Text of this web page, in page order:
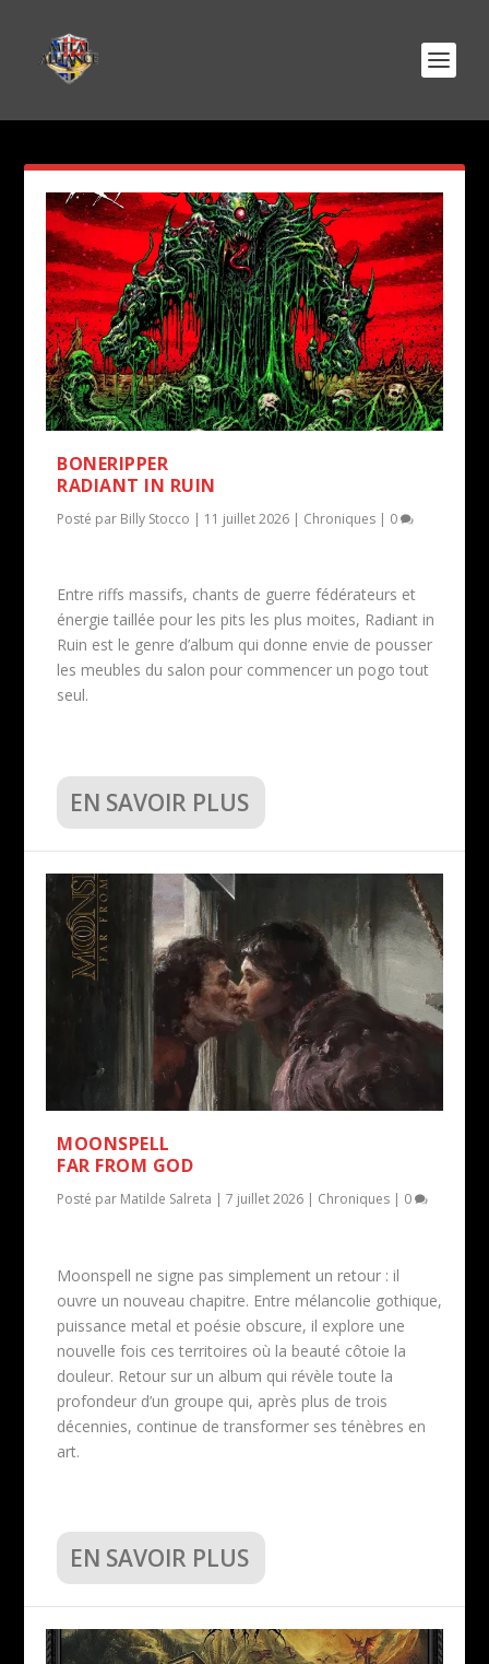
BONERIPPER
RADIANT IN RUIN
Posté par Billy Stocco | 11 juillet 2026 | Chroniques | 0
Entre riffs massifs, chants de guerre fédérateurs et
énergie taillée pour les pits les plus moites, Radiant in
Ruin est le genre d’album qui donne envie de pousser
les meubles du salon pour commencer un pogo tout
seul.
EN SAVOIR PLUS
MOONSPELL
FAR FROM GOD
Posté par Matilde Salreta |7 juillet 2026 | Chroniques | 0
Moonspell ne signe pas simplement un retour : il
ouvre un nouveau chapitre. Entre mélancolie gothique,
puissance metal et poésie obscure, il explore une
nouvelle fois ces territoires où la beauté côtoie la
douleur. Retour sur un album qui révèle toute la
profondeur d’un groupe qui, après plus de trois
décennies, continue de transformer ses ténèbres en
art.
EN SAVOIR PLUS